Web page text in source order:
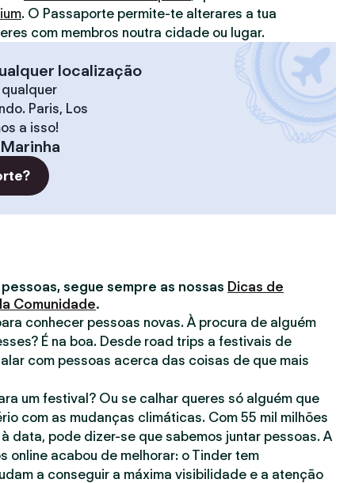
. O Passaporte permite-te alterares a tua
com membros noutra cidade ou lugar.
localização
Paris, Los
a isso!
Marinha
segue sempre as nossas Dicas de
Comunidade.
conhecer pessoas novas. À procura de alguém
É na boa. Desde road trips a festivais de
com pessoas acerca das coisas de que mais
um festival? Ou se calhar queres só alguém que
com as mudanças climáticas. Com 55 mil milhões
data, pode dizer-se que sabemos juntar pessoas. A
online acabou de melhorar: o Tinder tem
a conseguir a máxima visibilidade e a atenção